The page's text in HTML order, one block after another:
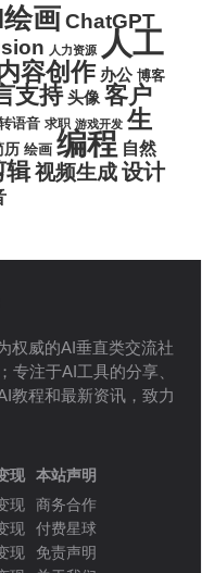
画ChatGPT
人力资源 人工
容创作 办公 博客
支持 头像 客户
语音 求职 游戏开发 生
历 绘画 编程 自然
辑视频生成设计
权威的AI垂直类交流社
专注于AI工具的分享、
教程和最新资讯，致力
现
现
现
现
本站声明
商务合作
付费星球
免责声明